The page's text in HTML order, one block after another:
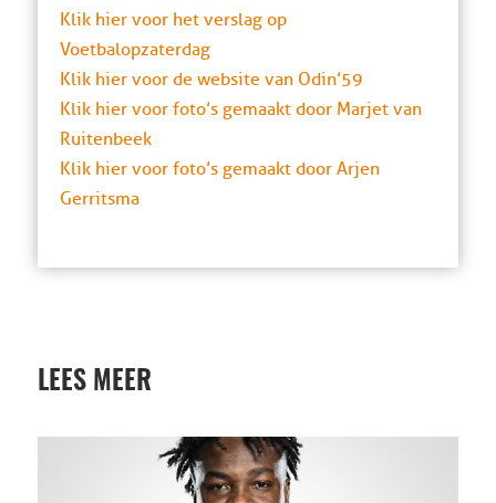
Klik hier voor het verslag op
Voetbalopzaterdag
Klik hier voor de website van Odin’59
Klik hier voor foto’s gemaakt door Marjet van
Ruitenbeek
Klik hier voor foto’s gemaakt door Arjen
Gerritsma
LEES MEER